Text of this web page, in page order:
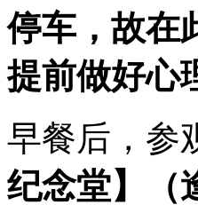
停车，故在
提前做好心
早餐后，参
纪念堂】